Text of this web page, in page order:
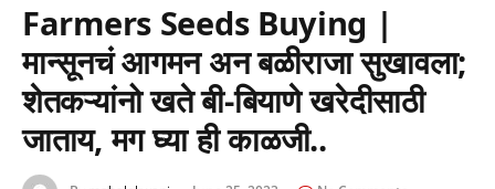
Farmers Seeds Buying |
मान्सूनचं आगमन अन बळीराजा सुखावला;
शेतकऱ्यांनो खते बी-बियाणे खरेदीसाठी
जाताय, मग घ्या ही काळजी..